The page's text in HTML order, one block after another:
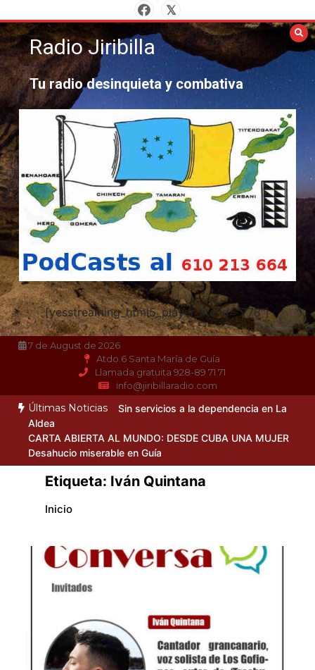
al
contenidoRadio Jiribilla
Tu radio desinquieta y combativa
[yesstreaming_html5_player_lite id="778"]
7 de August de 2026
Atdo.6 Santa María de Guía
Llamada gratuita 928-89 71 71
info@jiribillaradio.com
Últimas Noticias
Sin servicios a la dependencia en La
Aldea
CARTA ABIERTA AL MUNDO: DESDE CUBA UNA MUJER
Desahucio miserable en Guía
Etiqueta: Iván Quintana
Inicio